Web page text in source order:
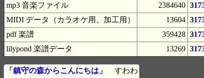
mp3 音楽ファイル
2384640
MIDI データ（カラオケ用、加工用）
13604
pdf 楽譜
359428
lilypond 楽譜データ
13269
「鎮守の森からこんにちは」 すわわ